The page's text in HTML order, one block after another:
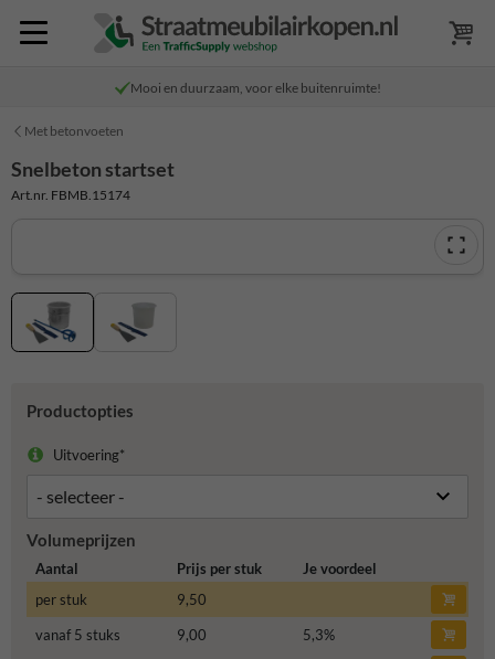
Mooi en duurzaam, voor elke buitenruimte!
Met betonvoeten
Snelbeton startset
Art.nr. FBMB.15174
Productopties
Uitvoering*
Volumeprijzen
Aantal Prijs per stuk
Je voordeel
per stuk
9,50
vanaf 5 stuks
9,00 5,3%